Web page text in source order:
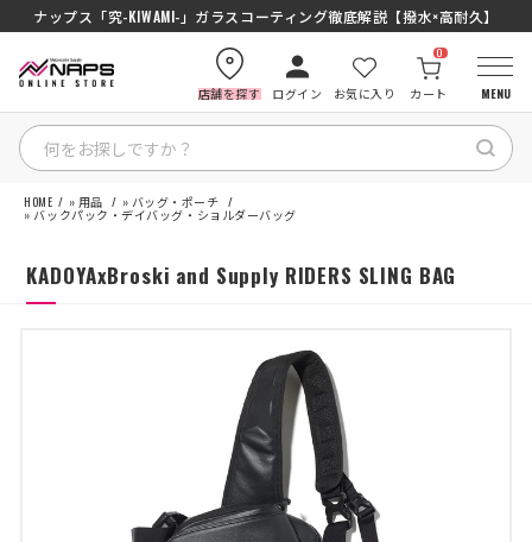
ナップス「究-KIWAMI-」ガラスコーティング徹底解説【撥水×高耐久】
店舗を探す ログイン お気に入り カート
0
MENU
HOME
カテゴリから探す
HOME » 用品 » バッグ・ポーチ
» バックパック・デイバッグ・ショルダーバッグ
KADOYAxBroski and Supply RIDERS SLING BAG